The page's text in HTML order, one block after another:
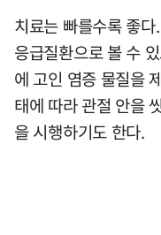
치료는 빠를수록 좋
응급질환으로 볼 수
에 고인 염증 물질을
태에 따라 관절 안을
을 시행하기도 한다.